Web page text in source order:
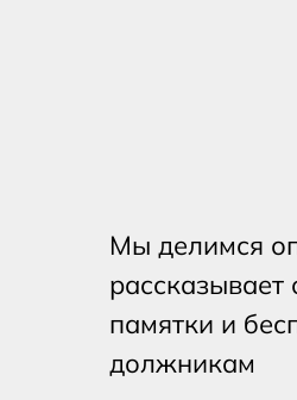
Мы делимся
рассказывает
памятки и
должникам